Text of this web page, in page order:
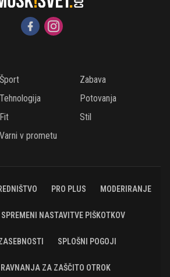
Šport
Zabava
Tehnologija
Potovanja
Fit
Stil
Varni v prometu
PRO PLUS MODERIRANJE
SPREMENI NASTAVITVE PIŠKOTKOV
SPLOŠNI POGOJI
ZA ZAŠČITO OTROK